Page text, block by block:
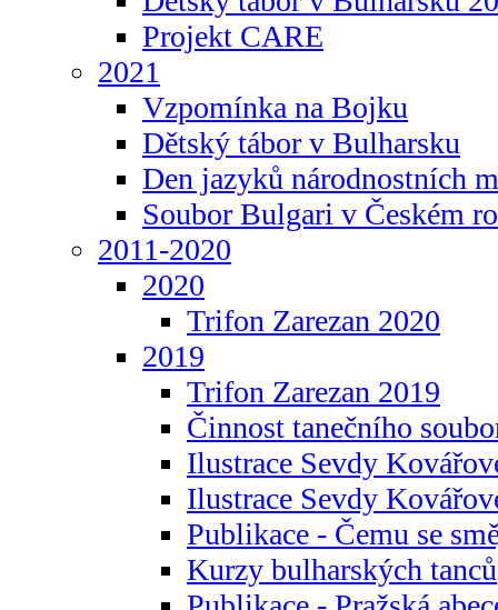
Projekt CARE
2021
Vzpomínka na Bojku
Dětský tábor v Bulharsku
Den jazyků národnostních
Soubor Bulgari v Českém
2011-2020
2020
Trifon Zarezan 2020
2019
Trifon Zarezan 2019
Činnost tanečního
Ilustrace Sevdy
Ilustrace Sevdy
Publikace - Čemu se
Kurzy bulharských tanců